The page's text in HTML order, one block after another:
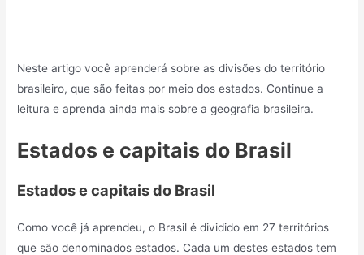
Neste artigo você aprenderá sobre as divisões do território
brasileiro, que são feitas por meio dos estados. Continue a
leitura e aprenda ainda mais sobre a geografia brasileira.
Estados e capitais do Brasil
Estados e capitais do Brasil
Como você já aprendeu, o Brasil é dividido em 27 territórios
que são denominados estados. Cada um destes estados tem